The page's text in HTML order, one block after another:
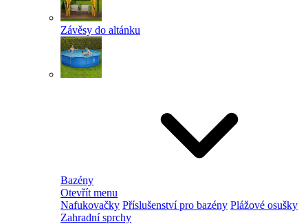
Závěsy do altánku
Bazény
Otevřít menu
Nafukovačky Příslušenství pro bazény Plážové osušky
Zahradní sprchy